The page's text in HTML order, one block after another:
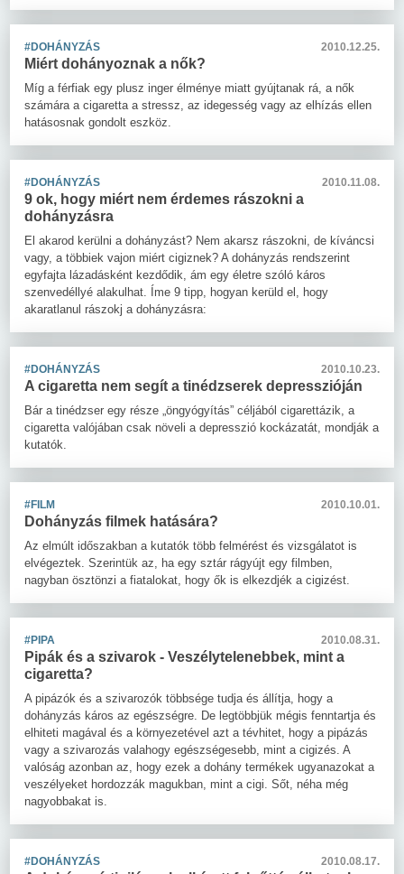
#DOHÁNYZÁS 2010.12.25.
Miért dohányoznak a nők?
Míg a férfiak egy plusz inger élménye miatt gyújtanak rá, a nők
számára a cigaretta a stressz, az idegesség vagy az elhízás ellen
hatásosnak gondolt eszköz.
#DOHÁNYZÁS 2010.11.08.
9 ok, hogy miért nem érdemes rászokni a
dohányzásra
El akarod kerülni a dohányzást? Nem akarsz rászokni, de kíváncsi
vagy, a többiek vajon miért cigiznek? A dohányzás rendszerint
egyfajta lázadásként kezdődik, ám egy életre szóló káros
szenvedéllyé alakulhat. Íme 9 tipp, hogyan kerüld el, hogy
akaratlanul rászokj a dohányzásra:
#DOHÁNYZÁS 2010.10.23.
A cigaretta nem segít a tinédzserek depresszióján
Bár a tinédzser egy része „öngyógyítás” céljából cigarettázik, a
cigaretta valójában csak növeli a depresszió kockázatát, mondják a
kutatók.
#FILM 2010.10.01.
Dohányzás filmek hatására?
Az elmúlt időszakban a kutatók több felmérést és vizsgálatot is
elvégeztek. Szerintük az, ha egy sztár rágyújt egy filmben,
nagyban ösztönzi a fiatalokat, hogy ők is elkezdjék a cigizést.
#PIPA 2010.08.31.
Pipák és a szivarok - Veszélytelenebbek, mint a
cigaretta?
A pipázók és a szivarozók többsége tudja és állítja, hogy a
dohányzás káros az egészségre. De legtöbbjük mégis fenntartja és
elhiteti magával és a környezetével azt a tévhitet, hogy a pipázás
vagy a szivarozás valahogy egészségesebb, mint a cigizés. A
valóság azonban az, hogy ezek a dohány termékek ugyanazokat a
veszélyeket hordozzák magukban, mint a cigi. Sőt, néha még
nagyobbakat is.
#DOHÁNYZÁS 2010.08.17.